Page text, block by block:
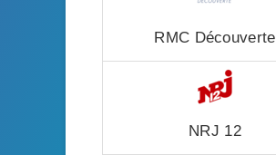
RMC Découverte
NRJ 12